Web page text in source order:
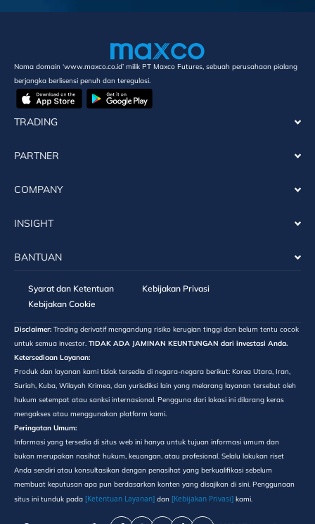
Nama domain ‘www.maxco.co.id’ milik PT Maxco Futures, sebuah perusahaan pialang
berjangka berlisensi penuh dan teregulasi.
TRADING
PARTNER
COMPANY
INSIGHT
BANTUAN
Syarat dan Ketentuan
Kebijakan Privasi
Kebijakan Cookie
Disclaimer: Trading derivatif mengandung risiko kerugian tinggi dan belum tentu cocok
untuk semua investor. TIDAK ADA JAMINAN KEUNTUNGAN dari investasi Anda.
Ketersediaan Layanan:
Produk dan layanan kami tidak tersedia di negara-negara berikut: Korea Utara, Iran,
Suriah, Kuba, Wilayah Krimea, dan yurisdiksi lain yang melarang layanan tersebut oleh
hukum setempat atau sanksi internasional. Pengguna dari lokasi ini dilarang keras
mengakses atau menggunakan platform kami.
Peringatan Umum:
Informasi yang tersedia di situs web ini hanya untuk tujuan informasi umum dan
bukan merupakan nasihat hukum, keuangan, atau profesional. Selalu lakukan riset
Anda sendiri atau konsultasikan dengan penasihat yang berkualifikasi sebelum
membuat keputusan apa pun berdasarkan konten yang disajikan di sini. Penggunaan
situs ini tunduk pada [Ketentuan Layanan] dan [Kebijakan Privasi] kami.